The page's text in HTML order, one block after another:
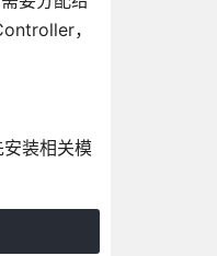
，
装相关模